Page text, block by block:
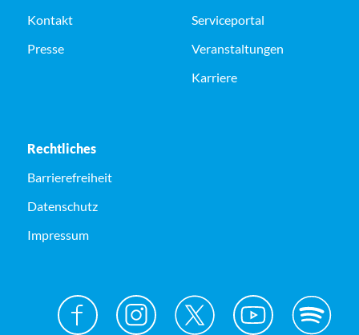
Kontakt
Presse
Serviceportal
Veranstaltungen
Karriere
Rechtliches
Barrierefreiheit
Datenschutz
Impressum